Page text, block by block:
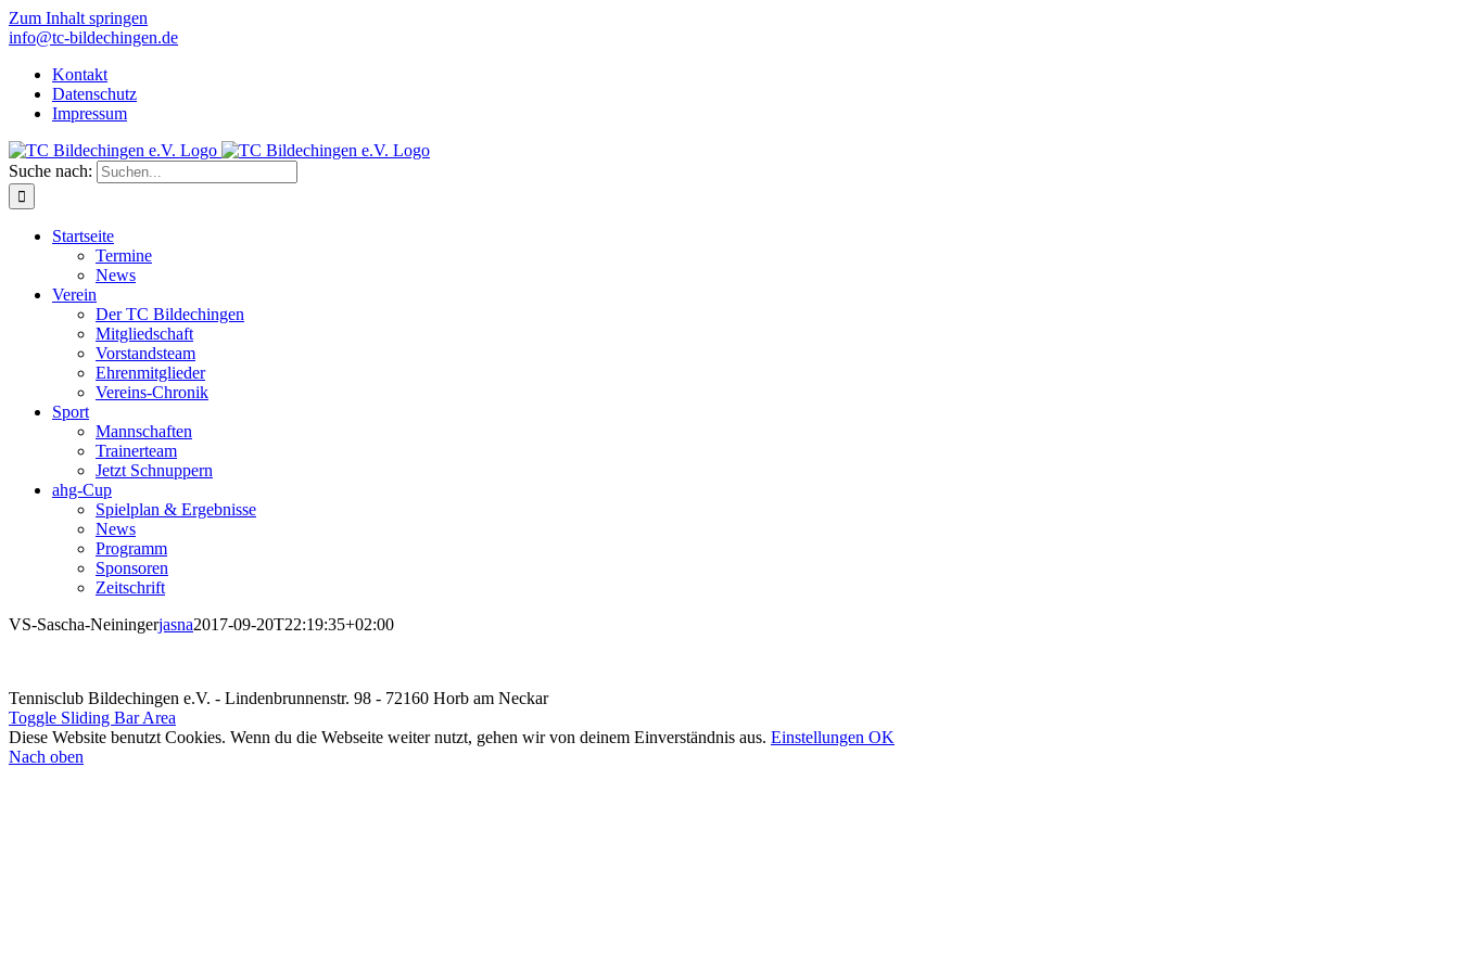
Zum Inhalt springen
info@tc-bildechingen.de
Kontakt
Datenschutz
Impressum
Suche nach:
Startseite
Termine
News
Verein
Der TC Bildechingen
Mitgliedschaft
Vorstandsteam
Ehrenmitglieder
Vereins-Chronik
Sport
Mannschaften
Trainerteam
Jetzt Schnuppern
ahg-Cup
Spielplan & Ergebnisse
News
Programm
Sponsoren
Zeitschrift
VS-Sascha-Neiningerjasna2017-09-20T22:19:35+02:00
Tennisclub Bildechingen e.V. - Lindenbrunnenstr. 98 - 72160 Horb am Neckar
Toggle Sliding Bar Area
Diese Website benutzt Cookies. Wenn du die Webseite weiter nutzt, gehen wir von deinem Einverständnis aus. Einstellungen OK
Nach oben